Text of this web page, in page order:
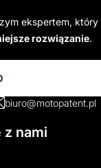
ekspertem, który
rozwiązanie.
biuro@motopatent.pl
z nami